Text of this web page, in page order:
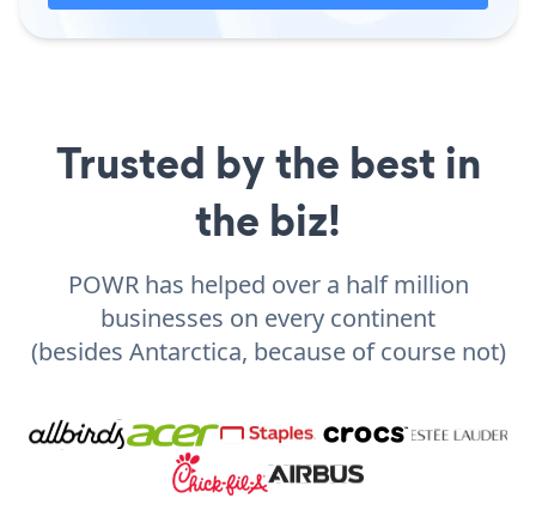
Trusted by the best in
the biz!
POWR has helped over a half million
businesses on every continent
(besides Antarctica, because of course not)